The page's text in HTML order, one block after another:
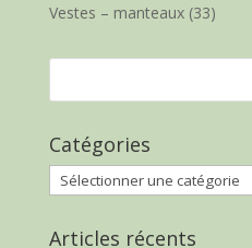
Vestes – manteaux(33)
Catégories
Catégories
Articles récents